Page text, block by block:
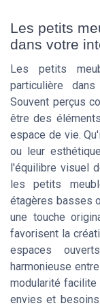
Les petits
dans votre
Les petits
particulière
Souvent perçus
être des
espace de vie.
ou leur
l'équilibre visuel
les petits
étagères basses
une touche
favorisent la
espaces
harmonieuse
modularité
envies et